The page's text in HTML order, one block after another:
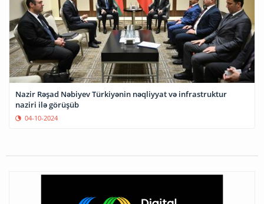
Nazir Rəşad Nəbiyev Türkiyənin nəqliyyat və infrastruktur
naziri ilə görüşüb
04-10-2024